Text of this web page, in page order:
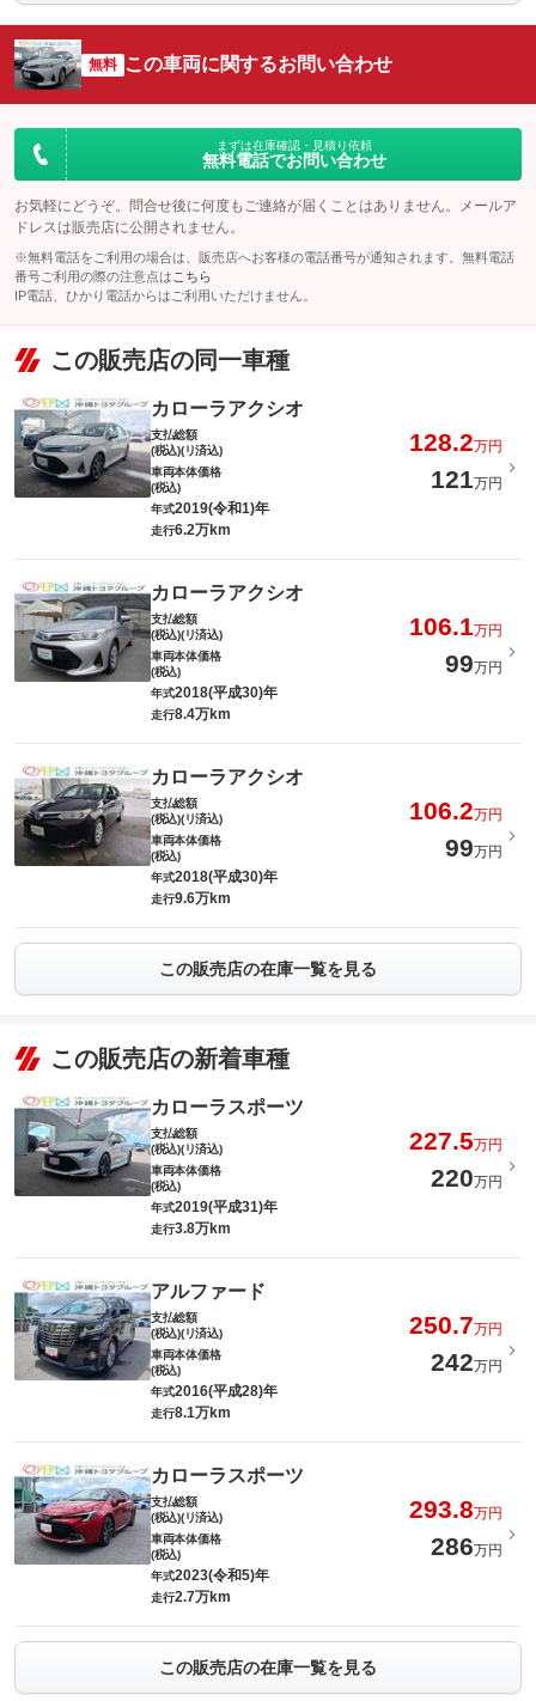
無料 この車両に関するお問い合わせ
まずは在庫確認・見積り依頼
無料電話でお問い合わせ
お気軽にどうぞ。問合せ後に何度もご連絡が届くことはありません。メールア
ドレスは販売店に公開されません。
※無料電話をご利用の場合は、販売店へお客様の電話番号が通知されます。無料電話
番号ご利用の際の注意点は こちら
IP電話、ひかり電話からはご利用いただけません。
この販売店の同一車種
カローラアクシオ
支払総額
(税込)(リ済込)
128.2万円
車両本体価格
(税込)
121万円
年式2019(令和1)年
走行6.2万km
カローラアクシオ
支払総額
(税込)(リ済込)
106.1万円
車両本体価格
(税込)
99万円
年式2018(平成30)年
走行8.4万km
カローラアクシオ
支払総額
(税込)(リ済込)
106.2万円
車両本体価格
(税込)
99万円
年式2018(平成30)年
走行9.6万km
この販売店の在庫一覧を見る
この販売店の新着車種
カローラスポーツ
支払総額
(税込)(リ済込)
227.5万円
車両本体価格
(税込)
220万円
年式2019(平成31)年
走行3.8万km
アルファード
支払総額
(税込)(リ済込)
250.7万円
車両本体価格
(税込)
242万円
年式2016(平成28)年
走行8.1万km
カローラスポーツ
支払総額
(税込)(リ済込)
293.8万円
車両本体価格
(税込)
286万円
年式2023(令和5)年
走行2.7万km
この販売店の在庫一覧を見る